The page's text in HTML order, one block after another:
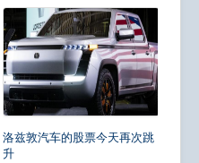
洛兹敦汽车的股票今天再次跳
升